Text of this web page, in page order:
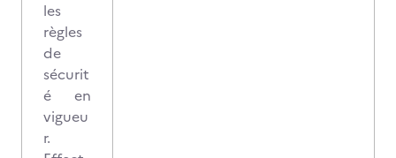
les
règles
de
sécurit
é en
vigueu
r.